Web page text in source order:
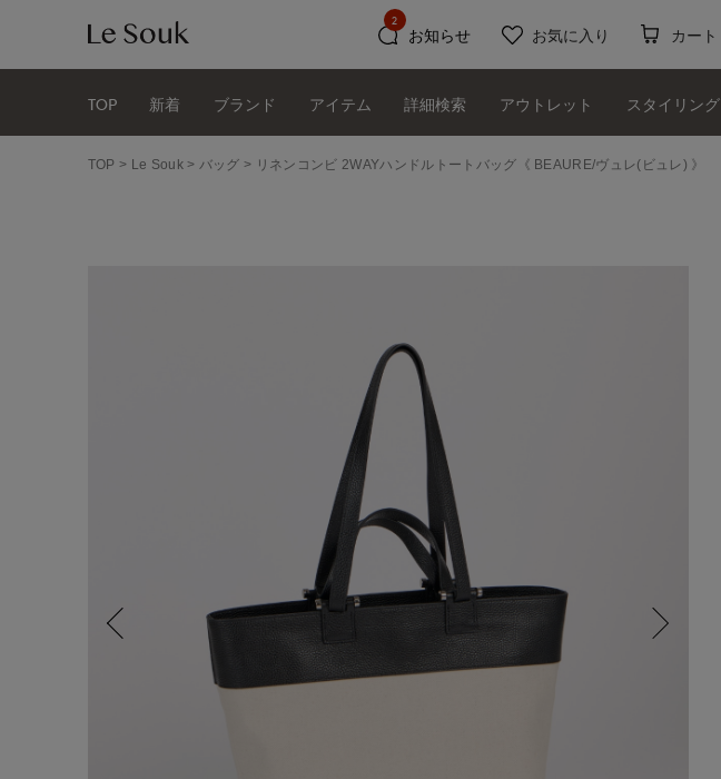
お知らせ
2
お気に入り カート
TOP 新着 ブランド アイテム 詳細検索 アウトレット スタイリング
TOP Le Souk バッグ リネンコンビ 2WAYハンドルトートバッグ《 BEAURE/ヴュレ(ビュレ) 》